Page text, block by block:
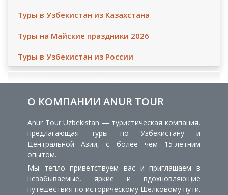
Туры в Узбекистан из Казахстана
Туры на Майские праздники 2026
Туры в Узбекистан из России
О КОМПАНИИ ANUR TOUR
Anur Tour Uzbekistan — туристическая компания,
предлагающая туры по Узбекистану и
Центральной Азии, с более чем 15-летним
опытом.
Мы тепло приветствуем вас и приглашаем в
незабываемые, яркие и вдохновляющие
путешествия по историческому Шёлковому пути.